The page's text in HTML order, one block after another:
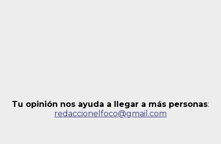
Tu opinión nos ayuda a llegar a más personas:
redaccionelfoco@gmail.com